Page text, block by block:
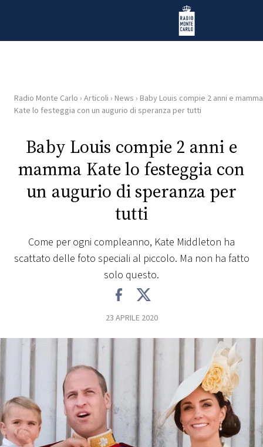
Radio Monte Carlo
HOME
RADIO
WEB
NEWS
EVENTI
VIDEO
TV
Radio Monte Carlo › Articoli › News › Baby Louis compie 2 anni e mamma
Kate lo festeggia con un augurio di speranza per tutti
Baby Louis compie 2 anni e
mamma Kate lo festeggia con
un augurio di speranza per
tutti
Come per ogni compleanno, Kate Middleton ha
scattato delle foto speciali al piccolo. Ma non ha fatto
solo questo.
23 APRILE 2020